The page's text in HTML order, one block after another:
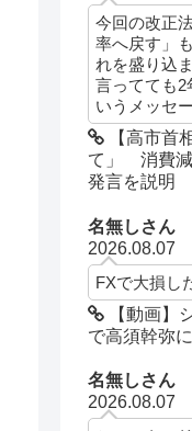
今回の改正
率へ戻す」
れを盛り込
言ってても2
いうメッセ
【高市首
て」 消費減
発言を説明
名無しさん
2026.08.07
FXで大損し
【動画】
で高須幹弥
名無しさん
2026.08.07